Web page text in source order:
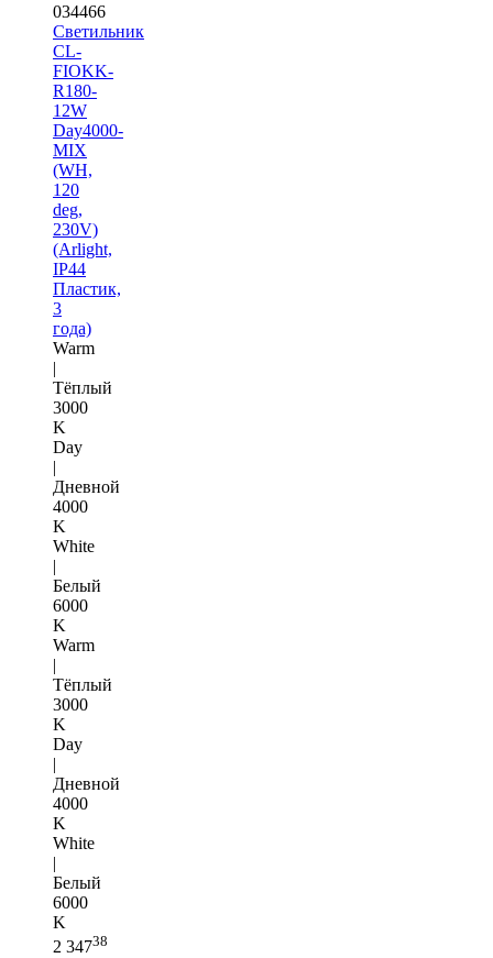
034466
Светильник
CL-
FIOKK-
R180-
12W
Day4000-
MIX
(WH,
120
deg,
230V)
(Arlight,
IP44
Пластик,
3
года)
Warm
|
Тёплый
3000
K
Day
|
Дневной
4000
K
White
|
Белый
6000
K
Warm
|
Тёплый
3000
K
Day
|
Дневной
4000
K
White
|
Белый
6000
K
2 34738